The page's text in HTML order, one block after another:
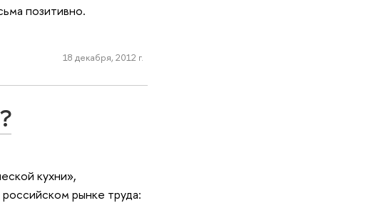
позитивно.
18 декабря, 2012 г.
кухни»,
рынке труда: